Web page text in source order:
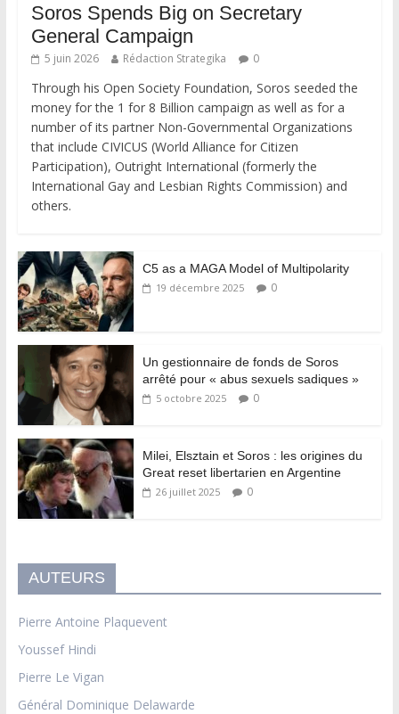
Soros Spends Big on Secretary
General Campaign
5 juin 2026 Rédaction Strategika 0
Through his Open Society Foundation, Soros seeded the
money for the 1 for 8 Billion campaign as well as for a
number of its partner Non-Governmental Organizations
that include CIVICUS (World Alliance for Citizen
Participation), Outright International (formerly the
International Gay and Lesbian Rights Commission) and
others.
C5 as a MAGA Model of Multipolarity
19 décembre 2025 0
Un gestionnaire de fonds de Soros
arrêté pour « abus sexuels sadiques »
5 octobre 2025 0
Milei, Elsztain et Soros : les origines du
Great reset libertarien en Argentine
26 juillet 2025 0
AUTEURS
Pierre Antoine Plaquevent
Youssef Hindi
Pierre Le Vigan
Général Dominique Delawarde